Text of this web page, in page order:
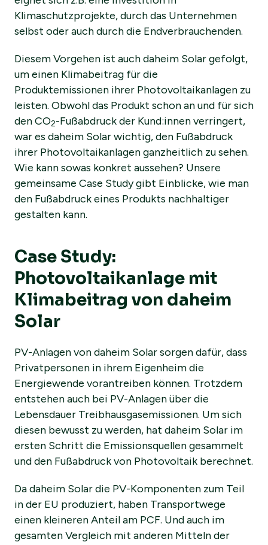
Klimaschutzprojekte, durch das Unternehmen
selbst oder auch durch die Endverbrauchenden.
Diesem Vorgehen ist auch daheim Solar gefolgt,
um einen Klimabeitrag für die
Produktemissionen ihrer Photovoltaikanlagen zu
leisten. Obwohl das Produkt schon an und für sich
den CO2-Fußabdruck der Kund:innen verringert,
war es daheim Solar wichtig, den Fußabdruck
ihrer Photovoltaikanlagen ganzheitlich zu sehen.
Wie kann sowas konkret aussehen? Unsere
gemeinsame Case Study gibt Einblicke, wie man
den Fußabdruck eines Produkts nachhaltiger
gestalten kann.
Case Study:
Photovoltaikanlage mit
Klimabeitrag von daheim
Solar
PV-Anlagen von daheim Solar sorgen dafür, dass
Privatpersonen in ihrem Eigenheim die
Energiewende vorantreiben können. Trotzdem
entstehen auch bei PV-Anlagen über die
Lebensdauer Treibhausgasemissionen. Um sich
diesen bewusst zu werden, hat daheim Solar im
ersten Schritt die Emissionsquellen gesammelt
und den Fußabdruck von Photovoltaik berechnet.
Da daheim Solar die PV-Komponenten zum Teil
in der EU produziert, haben Transportwege
einen kleineren Anteil am PCF. Und auch im
gesamten Vergleich mit anderen Mitteln der